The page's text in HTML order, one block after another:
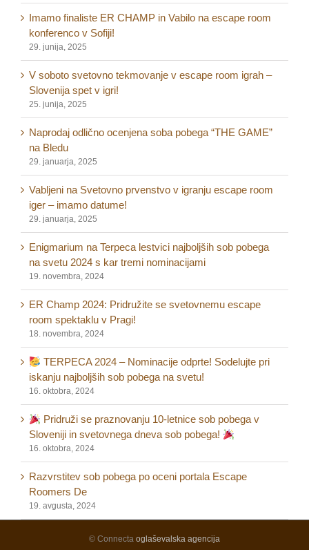
Imamo finaliste ER CHAMP in Vabilo na escape room
konferenco v Sofiji!
29. junija, 2025
V soboto svetovno tekmovanje v escape room igrah –
Slovenija spet v igri!
25. junija, 2025
Naprodaj odlično ocenjena soba pobega “THE GAME”
na Bledu
29. januarja, 2025
Vabljeni na Svetovno prvenstvo v igranju escape room
iger – imamo datume!
29. januarja, 2025
Enigmarium na Terpeca lestvici najboljših sob pobega
na svetu 2024 s kar tremi nominacijami
19. novembra, 2024
ER Champ 2024: Pridružite se svetovnemu escape
room spektaklu v Pragi!
18. novembra, 2024
TERPECA 2024 – Nominacije odprte! Sodelujte pri
iskanju najboljših sob pobega na svetu!
16. oktobra, 2024
Pridruži se praznovanju 10-letnice sob pobega v
Sloveniji in svetovnega dneva sob pobega!
16. oktobra, 2024
Razvrstitev sob pobega po oceni portala Escape
Roomers De
19. avgusta, 2024
© Connecta oglaševalska agencija